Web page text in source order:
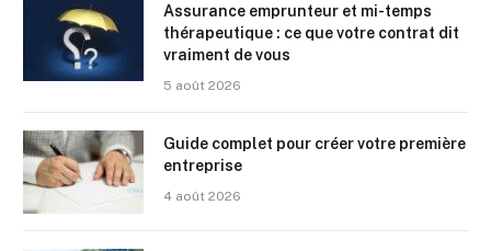
Assurance emprunteur et mi-temps
thérapeutique : ce que votre contrat dit
vraiment de vous
5 août 2026
Guide complet pour créer votre première
entreprise
4 août 2026